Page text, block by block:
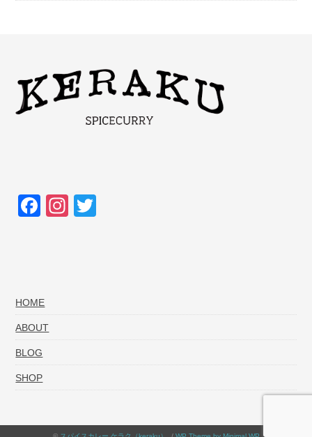
F
b
o
o
k
In
m
HOME
ABOUT
BLOG
SHOP